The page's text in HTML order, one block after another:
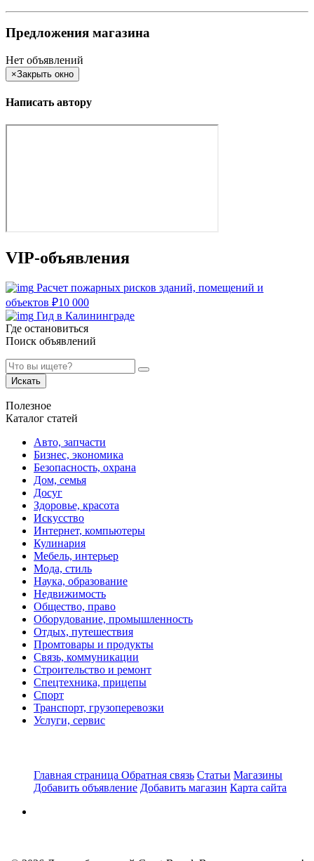
Предложения магазина
Нет объявлений
×Закрыть окно
Написать автору
VIP-объявления
Расчет пожарных рисков зданий, помещений и
объектов ₽10 000
Гид в Калининграде
Где остановиться
Поиск объявлений
Искать
Полезное
Каталог статей
Авто, запчасти
Бизнес, экономика
Безопасность, охрана
Дом, семья
Досуг
Здоровье, красота
Искусство
Интернет, компьютеры
Кулинария
Мебель, интерьер
Мода, стиль
Наука, образование
Недвижимость
Общество, право
Оборудование, промышленность
Отдых, путешествия
Промтовары и продукты
Связь, коммуникации
Строительство и ремонт
Спецтехника, прицепы
Спорт
Транспорт, грузоперевозки
Услуги, сервис
Главная страница Обратная связь Статьи Магазины
Добавить объявление Добавить магазин Карта сайта